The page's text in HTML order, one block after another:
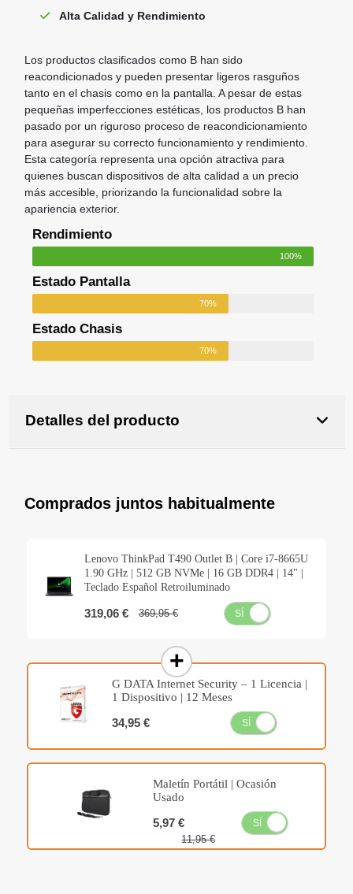
Alta Calidad y Rendimiento
Los productos clasificados como B han sido
reacondicionados y pueden presentar ligeros rasguños
tanto en el chasis como en la pantalla. A pesar de estas
pequeñas imperfecciones estéticas, los productos B han
pasado por un riguroso proceso de reacondicionamiento
para asegurar su correcto funcionamiento y rendimiento.
Esta categoría representa una opción atractiva para
quienes buscan dispositivos de alta calidad a un precio
más accesible, priorizando la funcionalidad sobre la
apariencia exterior.
Rendimiento
100%
Estado Pantalla
70%
Estado Chasis
70%
Detalles del producto
Comprados juntos habitualmente
Lenovo ThinkPad T490 Outlet B | Core i7-8665U
1.90 GHz | 512 GB NVMe | 16 GB DDR4 | 14" |
Teclado Español Retroiluminado
319,06 € 369,95 € SÍ
G DATA Internet Security – 1 Licencia |
1 Dispositivo | 12 Meses
34,95 € SÍ
Maletín Portátil | Ocasión
Usado
5,97 €
11,95 €
SÍ